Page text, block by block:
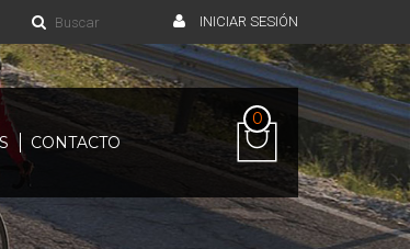
INICIAR SESIÓN
CONTACTO
0